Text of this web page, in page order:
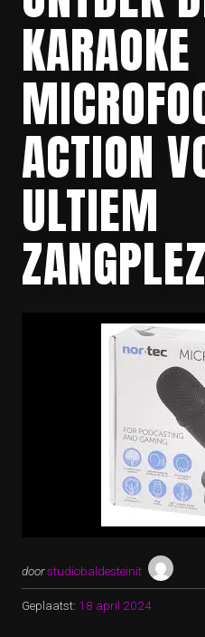
KARAOKE
ACTION
ULTIEM
doorstudiobaldesteinit
Geplaatst: 18 april 2024